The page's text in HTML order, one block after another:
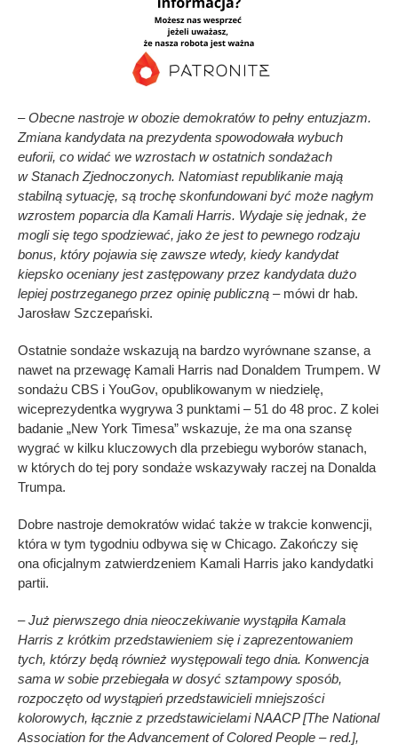
–Obecne nastroje w obozie demokratów to pełny entuzjazm.
Zmiana kandydata na prezydenta spowodowała wybuch
euforii, co widać we wzrostach w ostatnich sondażach
w Stanach Zjednoczonych. Natomiast republikanie mają
stabilną sytuację, są trochę skonfundowani być może nagłym
wzrostem poparcia dla Kamali Harris. Wydaje się jednak, że
mogli się tego spodziewać, jako że jest to pewnego rodzaju
bonus, który pojawia się zawsze wtedy, kiedy kandydat
kiepsko oceniany jest zastępowany przez kandydata dużo
lepiej postrzeganego przez opinię publiczną – mówi dr hab.
Jarosław Szczepański.
Ostatnie sondaże wskazują na bardzo wyrównane szanse, a
nawet na przewagę Kamali Harris nad Donaldem Trumpem. W
sondażu CBS i YouGov, opublikowanym w niedzielę,
wiceprezydentka wygrywa 3 punktami – 51 do 48 proc. Z kolei
badanie „New York Timesa” wskazuje, że ma ona szansę
wygrać w kilku kluczowych dla przebiegu wyborów stanach,
w których do tej pory sondaże wskazywały raczej na Donalda
Trumpa.
Dobre nastroje demokratów widać także w trakcie konwencji,
która w tym tygodniu odbywa się w Chicago. Zakończy się
ona oficjalnym zatwierdzeniem Kamali Harris jako kandydatki
partii.
– Już pierwszego dnia nieoczekiwanie wystąpiła Kamala
Harris z krótkim przedstawieniem się i zaprezentowaniem
tych, którzy będą również występowali tego dnia. Konwencja
sama w sobie przebiegała w dosyć sztampowy sposób,
rozpoczęto od wystąpień przedstawicieli mniejszości
kolorowych, łącznie z przedstawicielami NAACP [The National
Association for the Advancement of Colored People – red.],